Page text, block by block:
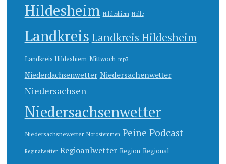
Hildesheim Hildeshiem Holle
Landkreis Landkreis Hildesheim
Landkreis Hildeshiem Mittwoch mp3
Niederdachsenwetter Niedersachenwetter
Niedersachsen
Niedersachsenwetter
Niedersachsnewetter Nordstemmen Peine Podcast
Reginalwetter Regioanlwetter Region Regional